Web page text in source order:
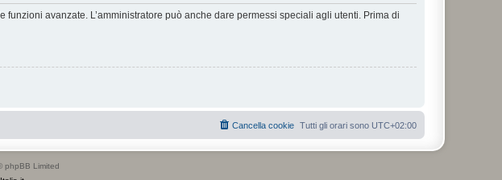
avanzate. L’amministratore può anche dare permessi speciali agli utenti. Prima di
Tutti gli orari sono UTC+02:00
Cancella cookie
phpBB Limited